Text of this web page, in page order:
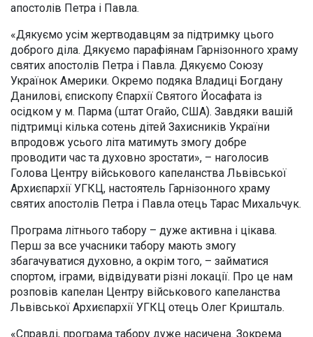
апостолів Петра і Павла.
«Дякуємо усім жертводавцям за підтримку цього
доброго діла. Дякуємо парафіянам Гарнізонного храму
святих апостолів Петра і Павла. Дякуємо Союзу
Українок Америки. Окремо подяка Владиці Богдану
Данилові, єпископу Єпархії Святого Йосафата із
осідком у м. Парма (штат Огайо, США). Завдяки вашій
підтримці кілька сотень дітей Захисників України
впродовж усього літа матимуть змогу добре
проводити час та духовно зростати», – наголосив
Голова Центру військового капеланства Львівської
Архиєпархії УГКЦ, настоятель Гарнізонного храму
святих апостолів Петра і Павла отець Тарас Михальчук.
Програма літнього табору – дуже активна і цікава.
Перш за все учасники табору мають змогу
збагачуватися духовно, а окрім того, – займатися
спортом, іграми, відвідувати різні локації. Про це нам
розповів капелан Центру військового капеланства
Львівської Архиєпархії УГКЦ отець Олег Кришталь.
«Справді, програма табору дуже насичена. Зокрема